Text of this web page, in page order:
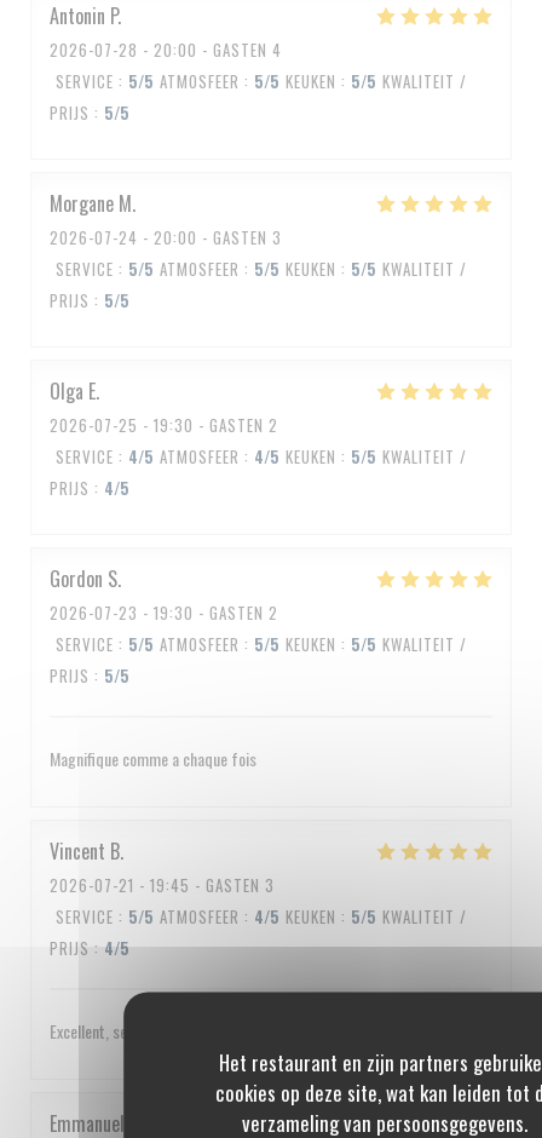
Het restaurant en zijn partners
cookies op deze site, wat kan leiden tot
verzameling van persoonsgegevens.
Antonin P
2026-07-28 - 20:00 - GASTEN 4
SERVICE : 5/5 ATMOSFEER : 5/5 KEUKEN : 5/5 KWALITEIT /
PRIJS : 5/5
Morgane M
2026-07-24 - 20:00 - GASTEN 3
SERVICE : 5/5 ATMOSFEER : 5/5 KEUKEN : 5/5 KWALITEIT /
PRIJS : 5/5
Olga E
2026-07-25 - 19:30 - GASTEN 2
SERVICE : 4/5 ATMOSFEER : 4/5 KEUKEN : 5/5 KWALITEIT /
PRIJS : 4/5
Gordon S
2026-07-23 - 19:30 - GASTEN 2
SERVICE : 5/5 ATMOSFEER : 5/5 KEUKEN : 5/5 KWALITEIT /
PRIJS : 5/5
Magnifique comme a chaque fois
Vincent B
2026-07-21 - 19:45 - GASTEN 3
SERVICE : 5/5 ATMOSFEER : 4/5 KEUKEN : 5/5 KWALITEIT /
PRIJS : 4/5
Excellent, service impeccable, un peu cher quand même
Emmanuel